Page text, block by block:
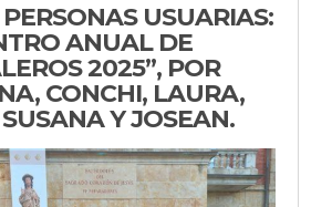
PERSONAS USUARIAS:
ANUAL DE
2025”, POR
CONCHI, LAURA,
Y JOSEAN.